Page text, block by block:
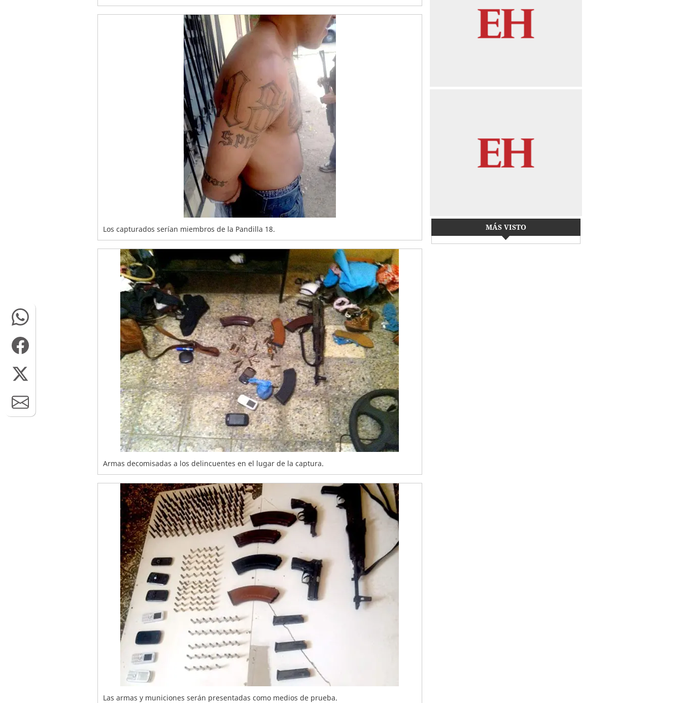
Los capturados serían miembros de la Pandilla 18.
Armas decomisadas a los delincuentes en el lugar de la captura.
Las armas y municiones serán presentadas como medios de prueba.
MÁS VISTO